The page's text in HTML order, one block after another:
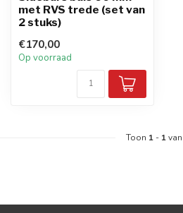
met RVS trede (set van
2 stuks)
€170,00
Op voorraad
Toon 1 - 1